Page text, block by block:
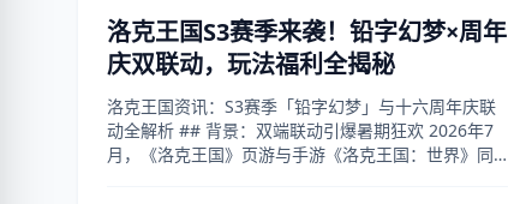
洛克王国S3赛季来袭！铅字幻梦×周年
庆双联动，玩法福利全揭秘
洛克王国资讯：S3赛季「铅字幻梦」与十六周年庆联
动全解析 ## 背景：双端联动引爆暑期狂欢 2026年7
月，《洛克王国》页游与手游《洛克王国：世界》同